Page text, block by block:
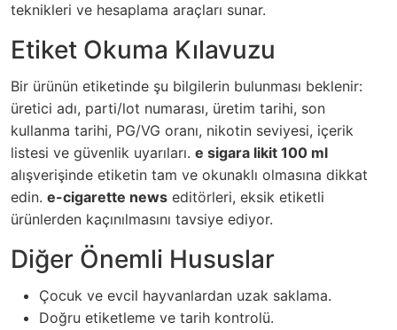
teknikleri ve hesaplama araçları sunar.
Etiket Okuma Kılavuzu
Bir ürünün etiketinde şu bilgilerin bulunması beklenir:
üretici adı, parti/lot numarası, üretim tarihi, son
kullanma tarihi, PG/VG oranı, nikotin seviyesi, içerik
listesi ve güvenlik uyarıları. e sigara likit 100 ml
alışverişinde etiketin tam ve okunaklı olmasına dikkat
edin. e-cigarette news editörleri, eksik etiketli
ürünlerden kaçınılmasını tavsiye ediyor.
Diğer Önemli Hususlar
Çocuk ve evcil hayvanlardan uzak saklama.
Doğru etiketleme ve tarih kontrolü.